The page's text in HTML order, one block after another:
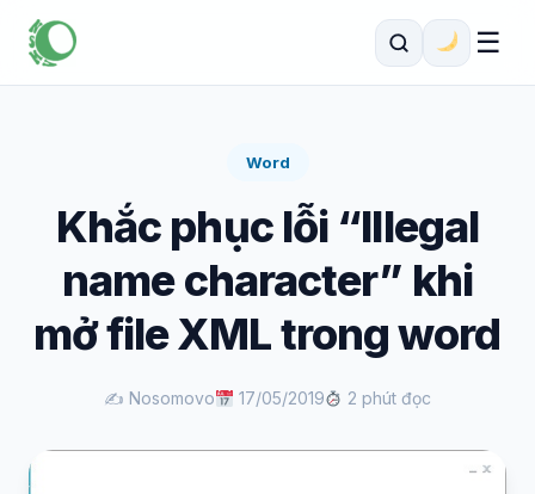
☰
Word
Khắc phục lỗi “Illegal
name character” khi
mở file XML trong word
✍️ Nosomovo 17/05/2019 2 phút đọc